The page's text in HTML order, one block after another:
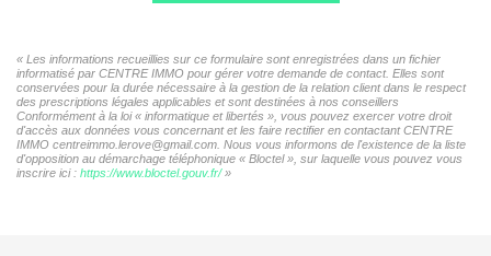
« Les informations recueillies sur ce formulaire sont enregistrées dans un fichier
informatisé par CENTRE IMMO pour gérer votre demande de contact. Elles sont
conservées pour la durée nécessaire à la gestion de la relation client dans le respect
des prescriptions légales applicables et sont destinées à nos conseillers
Conformément à la loi « informatique et libertés », vous pouvez exercer votre droit
d'accès aux données vous concernant et les faire rectifier en contactant CENTRE
IMMO centreimmo.lerove@gmail.com. Nous vous informons de l'existence de la liste
d'opposition au démarchage téléphonique « Bloctel », sur laquelle vous pouvez vous
inscrire ici : https://www.bloctel.gouv.fr/»